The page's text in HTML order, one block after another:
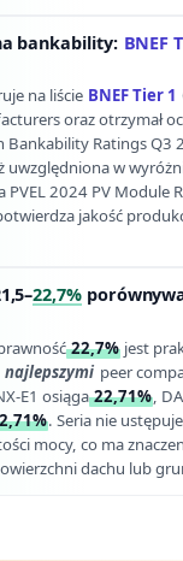
bankability: BNEF
na liście BNEF Tier 1
oraz otrzymał
Bankability Ratings Q3
uwzględniona w
PVEL 2024 PV Module
jakość
22,7%
22,7% jest
najlepszymi peer
E1 osiąga22,71%,
. Seria nie
mocy, co ma
dachu lub